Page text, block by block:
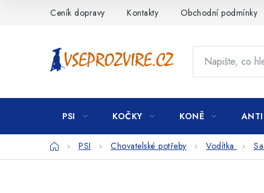
Ceník dopravy Kontakty Obchodní podmínky
PSI KOČKY KONĚ
DomůPSI Chovatelské potřeby Vodítka